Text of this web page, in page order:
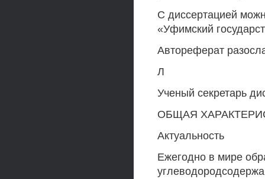
С диссертацией
«Уфимский
Автореферат
Л
Ученый секретарь
ОБЩАЯ
Актуальность
Ежегодно в мире